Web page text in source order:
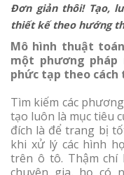
Đơn giản thôi! Tạo,
thiết kế theo hướng
Mô hình thuật
một phương pháp
phức tạp theo
Tìm kiếm các
tạo luôn là mục tiêu
đích là để trang bị
khi xử lý các hình
trên ô tô. Thậm chí